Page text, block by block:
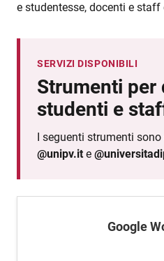
e studentesse, docenti e staff
SERVIZI DISPONIBILI
Strumenti per
studenti e
I seguenti strumenti
@unipv.it e
Google